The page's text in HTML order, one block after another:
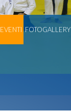
FOTOGALLERY